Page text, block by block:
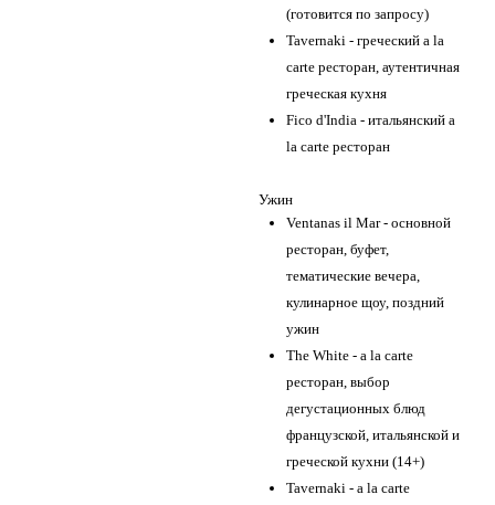
(готовится по запросу)
Tavernaki - греческий a la
carte ресторан, аутентичная
греческая кухня
Fico d'India - итальянский a
la carte ресторан
Ужин
Ventanas il Mar - основной
ресторан, буфет,
тематические вечера,
кулинарное щоу, поздний
ужин
The White - a la carte
ресторан, выбор
дегустационных блюд
французской, итальянской и
греческой кухни (14+)
Tavernaki - a la carte